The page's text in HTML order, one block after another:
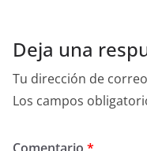
Deja una
Tu dirección de
Los campos